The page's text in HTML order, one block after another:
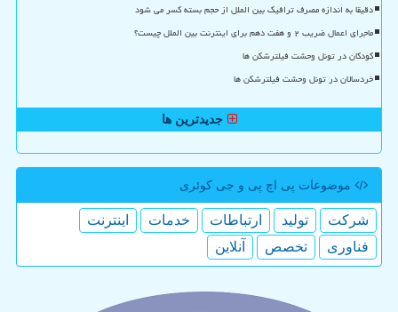
دقیقا به اندازه مصرف ترافیک بین الملل از حجم بسته کسر می شود
ماجرای اعمال ضریب ۲ و هفت دهم برای اینترنت بین الملل چیست؟
کودکان در تونل وحشت فیلترشکن ها
خردسالان در تونل وحشت فیلترشکن ها
جدیدترین ها
موضوعات پی اچ پی و جی كوئری
شركت تولید ارتباطات خدمات
اینترنت
فناوری
تخصص آنلاین